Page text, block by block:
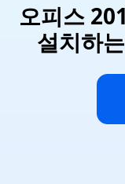
오피스
설치하